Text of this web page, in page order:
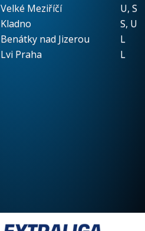
Velké Meziříčí
U, S
Kladno
S, U
Benátky nad Jizerou
L
Lvi Praha L